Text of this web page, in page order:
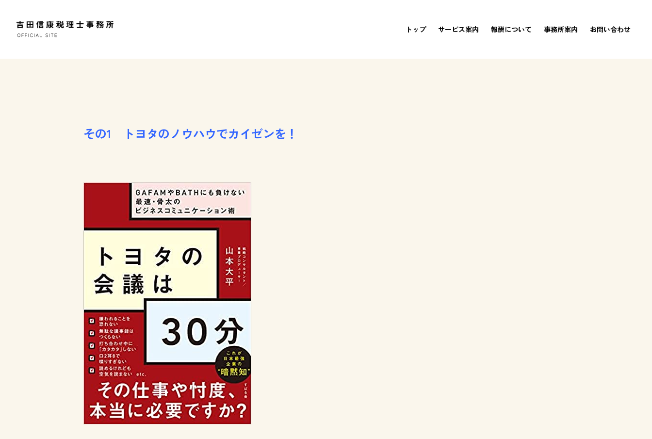
トップ サービス案内 報酬について 事務所案内 お問い合わせ
その1 トヨタのノウハウでカイゼンを！